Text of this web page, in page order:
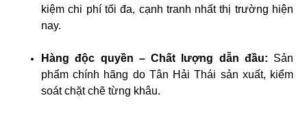
kiệm chi phí tối đa, cạnh tranh nhất thị trường hiện
nay.
Hàng độc quyền – Chất lượng dẫn đầu: Sản
phẩm chính hãng do Tân Hải Thái sản xuất, kiểm
soát chặt chẽ từng khâu.